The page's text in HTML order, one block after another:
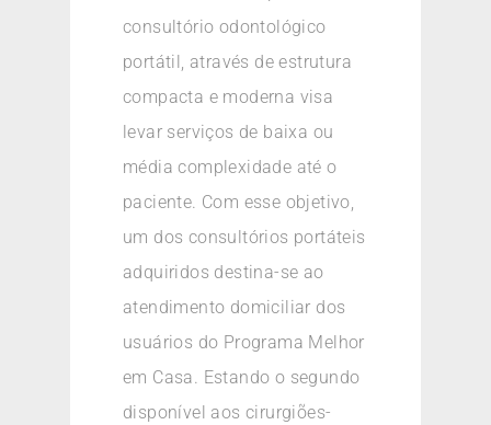
consultório odontológico
portátil, através de estrutura
compacta e moderna visa
levar serviços de baixa ou
média complexidade até o
paciente. Com esse objetivo,
um dos consultórios portáteis
adquiridos destina-se ao
atendimento domiciliar dos
usuários do Programa Melhor
em Casa. Estando o segundo
disponível aos cirurgiões-